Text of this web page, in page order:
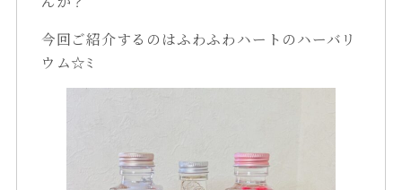
今回ご紹介するのはふわふわハートのハーバリ
ウム☆ﾐ